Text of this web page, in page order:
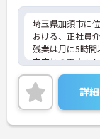
埼玉県加須市に
おける、正社員
残業は月に5時
家庭との両立も
各種手当も充実
ご興味ある方に
詳細をお話しい
い。
詳